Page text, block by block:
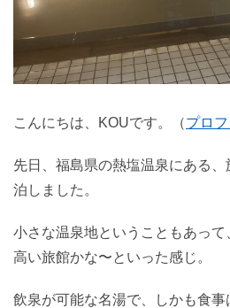
こんにちは、KOUです。（プロ
先日、福島県の熱塩温泉にある
泊しました。
小さな温泉地ということもあっ
高い旅館かな〜といった感じ。
飲泉が可能な名湯で、しかも食